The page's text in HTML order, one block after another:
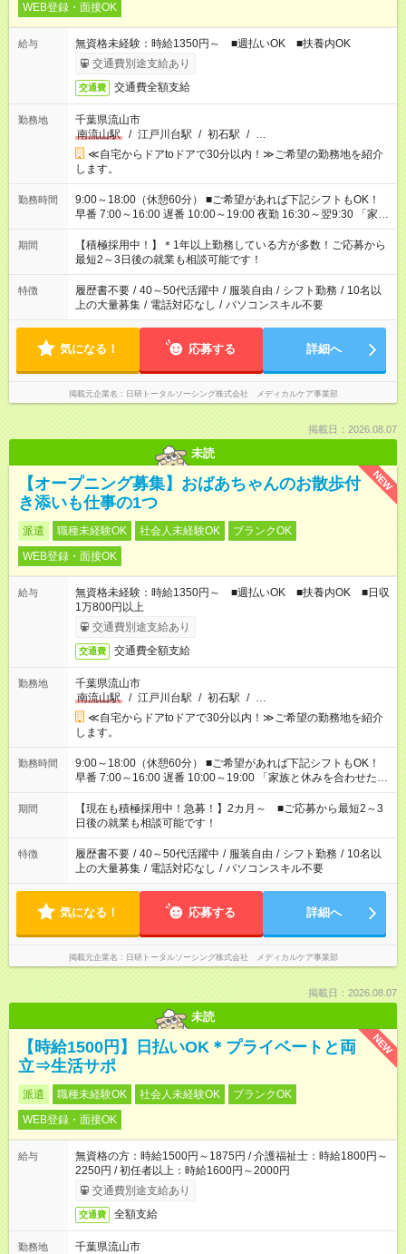
WEB登録・面接OK
給与
無資格未経験：時給1350円～ ■週払いOK ■扶養内OK
交通費別途支給あり
交通費 交通費全額支給
勤務地
千葉県流山市
南流山駅
/ 江戸川台駅 / 初石駅 / …
≪自宅からドアtoドアで30分以内！≫ご希望の勤務地を紹介
します。
勤務時間
9:00～18:00（休憩60分） ■ご希望があれば下記シフトもOK！
早番 7:00～16:00 遅番 10:00～19:00 夜勤 16:30～翌9:30 「家族
と休みを合わせたい」 「余裕を持って夕飯の準備がしたい」
「できれば残業はしたくない」 など、ご希望を教えてください
ね。 ※Wワーク希望の方へ 今ご覧のお仕事で希望する勤務時間
と、もう1つのお仕事の勤務時間が 合計で週40時間を超える場
合は応募できません。
期間
【積極採用中！】＊1年以上勤務している方が多数！ご応募から
最短2～3日後の就業も相談可能です！
特徴 履歴書不要 / 40～50代活躍中 / 服装自由 / シフト勤務 / 10名以
上の大量募集 / 電話対応なし / パソコンスキル不要
気になる！ 応募する 詳細へ
掲載元企業名 日研トータルソーシング株式会社 メディカルケア事業部
掲載日：2026.08.07
未読
NEW
【オープニング募集】おばあちゃんのお散歩付
き添いも仕事の1つ
派遣 職種未経験OK 社会人未経験OK
ブランクOK
WEB登録・面接OK
給与
無資格未経験：時給1350円～ ■週払いOK ■扶養内OK ■日収
1万800円以上
交通費別途支給あり
交通費 交通費全額支給
勤務地
千葉県流山市
南流山駅
/ 江戸川台駅 / 初石駅 / …
≪自宅からドアtoドアで30分以内！≫ご希望の勤務地を紹介
します。
勤務時間
9:00～18:00（休憩60分） ■ご希望があれば下記シフトもOK！
早番 7:00～16:00 遅番 10:00～19:00 「家族と休みを合わせた
い」 「余裕を持って夕飯の準備がしたい」 「できれば残業はし
たくない」 など、ご希望を教えてくださいね。 ※Wワーク希望
の方へ 今ご覧のお仕事で希望する勤務時間と、もう1つのお仕事
の勤務時間。 合計で週40時間を超える場合は応募できません。
期間
【現在も積極採用中！急募！】2カ月～ ■ご応募から最短2～3
日後の就業も相談可能です！
特徴 履歴書不要 / 40～50代活躍中 / 服装自由 / シフト勤務 / 10名以
上の大量募集 / 電話対応なし / パソコンスキル不要
気になる！ 応募する 詳細へ
掲載元企業名 日研トータルソーシング株式会社 メディカルケア事業部
掲載日：2026.08.07
未読
NEW
【時給1500円】日払いOK＊プライベートと両
立⇒生活サポ
派遣 職種未経験OK 社会人未経験OK
ブランクOK
WEB登録・面接OK
給与
無資格の方：時給1500円～1875円 / 介護福祉士：時給1800円～
2250円 / 初任者以上：時給1600円～2000円
交通費別途支給あり
交通費 全額支給
勤務地
千葉県流山市